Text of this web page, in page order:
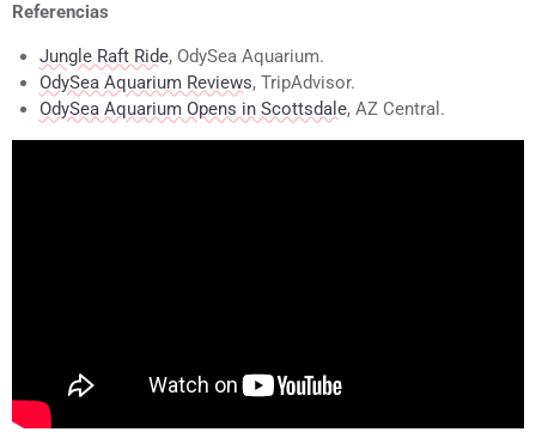
Referencias
Jungle Raft Ride, OdySea Aquarium.
OdySea Aquarium Reviews, TripAdvisor.
OdySea Aquarium Opens in Scottsdale, AZ Central.